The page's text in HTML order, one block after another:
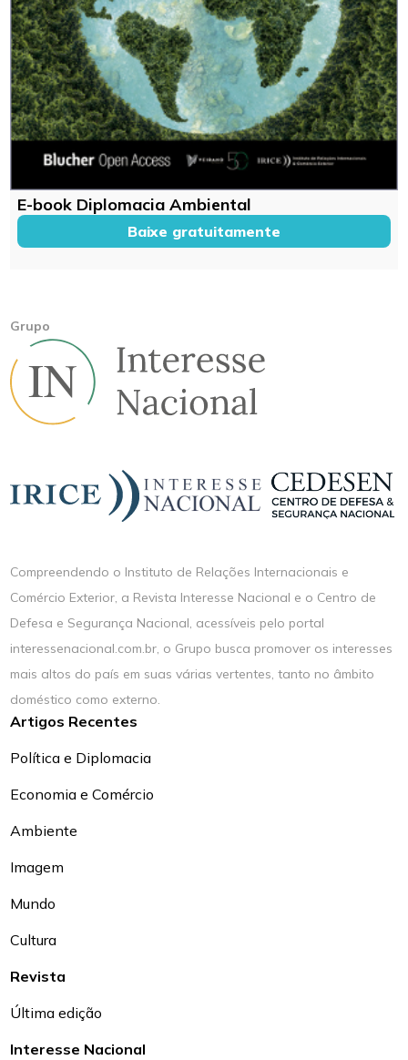
E-book Diplomacia Ambiental
Baixe gratuitamente
Grupo
Compreendendo o Instituto de Relações Internacionais e
Comércio Exterior, a Revista Interesse Nacional e o Centro de
Defesa e Segurança Nacional, acessíveis pelo portal
interessenacional.com.br, o Grupo busca promover os interesses
mais altos do país em suas várias vertentes, tanto no âmbito
doméstico como externo.
Artigos Recentes
Política e Diplomacia
Economia e Comércio
Ambiente
Imagem
Mundo
Cultura
Revista
Última edição
Interesse Nacional